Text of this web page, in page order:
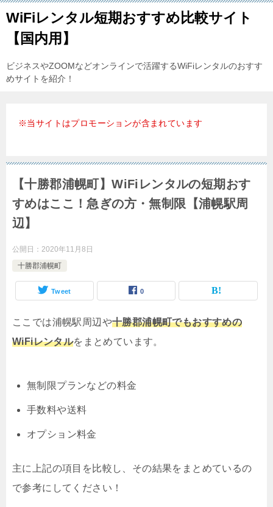
WiFiレンタル短期おすすめ比較サイト
【国内用】
ビジネスやZOOMなどオンラインで活躍するWiFiレンタルのおすす
めサイトを紹介！
※当サイトはプロモーションが含まれています
【十勝郡浦幌町】WiFiレンタルの短期おす
すめはここ！急ぎの方・無制限【浦幌駅周
辺】
公開日： 2020年11月8日
十勝郡浦幌町
Tweet 0
ここでは浦幌駅周辺や十勝郡浦幌町でもおすすめの
WiFiレンタルをまとめています。
無制限プランなどの料金
手数料や送料
オプション料金
主に上記の項目を比較し、その結果をまとめているの
で参考にしてください！